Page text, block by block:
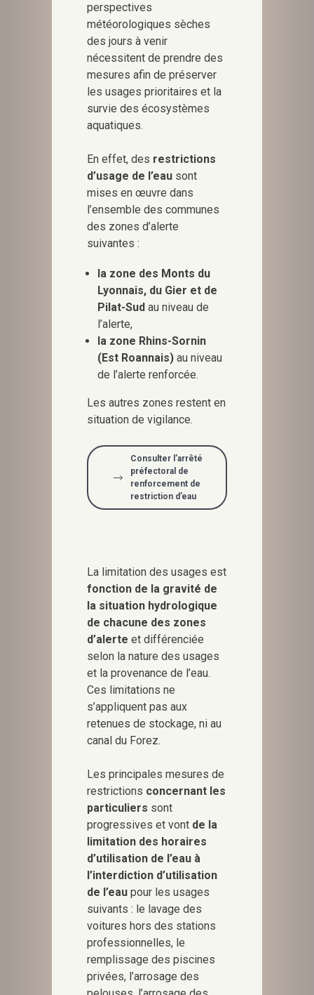
perspectives
météorologiques sèches
des jours à venir
nécessitent de prendre des
mesures afin de préserver
les usages prioritaires et la
survie des écosystèmes
aquatiques.
En effet, des restrictions
d’usage de l’eau sont
mises en œuvre dans
l’ensemble des communes
des zones d’alerte
suivantes :
la zone des Monts du
Lyonnais, du Gier et de
Pilat-Sud au niveau de
l’alerte,
la zone Rhins-Sornin
(Est Roannais) au niveau
de l’alerte renforcée.
Les autres zones restent en
situation de vigilance.
Consulter l’arrêté
préfectoral de
renforcement de
restriction d’eau
La limitation des usages est
fonction de la gravité de
la situation hydrologique
de chacune des zones
d’alerte et différenciée
selon la nature des usages
et la provenance de l’eau.
Ces limitations ne
s’appliquent pas aux
retenues de stockage, ni au
canal du Forez.
Les principales mesures de
restrictions concernant les
particuliers sont
progressives et vont de la
limitation des horaires
d’utilisation de l’eau à
l’interdiction d’utilisation
de l’eau pour les usages
suivants : le lavage des
voitures hors des stations
professionnelles, le
remplissage des piscines
privées, l’arrosage des